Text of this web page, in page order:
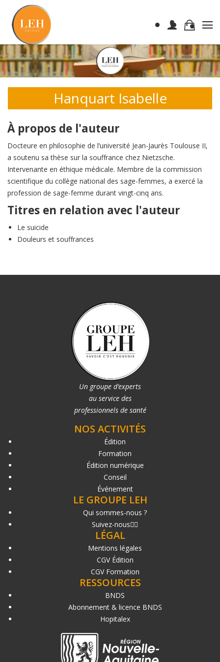
Hanquart Isabelle
À propos de l'auteur
Docteure en philosophie de l’université Jean-Jaurès Toulouse II,
a soutenu sa thèse sur la souffrance chez Nietzsche.
Intervenante en éthique médicale. Membre de la commission
scientifique du collège national des sage-femmes, a exercé la
profession de sage-femme durant vingt-cinq ans.
Titres en relation avec l'auteur
Le suicide
Douleurs et souffrances
Un groupe d’experts
au service des
professionnels de santé
NOS ACTIVITÉS
Édition
Formation
Édition numérique
Conseil
Événement
LE GROUPE LEH
Qui sommes-nous ?
Suivez-nous
LÉGAL
Mentions légales
CGV Édition
CGV Formation
RESSOURCES
BNDS
Abonnement & licence BNDS
Hopitalex